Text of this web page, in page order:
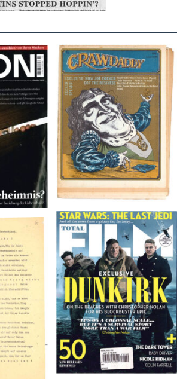
Crawdaddy – June/11/72
TOTAL FILM #260 –
SUMMER 2017
1943